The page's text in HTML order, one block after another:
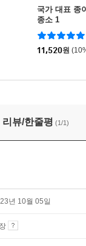
국가 대표 종
종소 1
11,520원
리뷰/한줄평 (1/1)
년 10월 05일